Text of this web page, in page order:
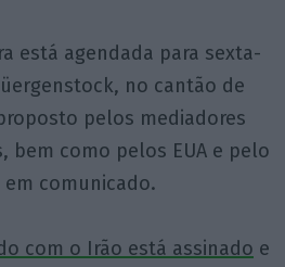
está agendada para sexta-
no cantão de
pelos mediadores
bem como pelos EUA e pelo
em comunicado.
com o Irão está assinado e